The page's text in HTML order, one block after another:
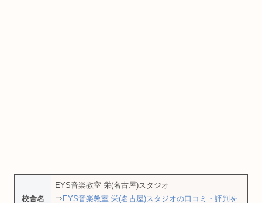
校舎名
EYS音楽教室 栄(名古屋)スタジオ
⇒ EYS音楽教室 栄(名古屋)スタジオの口コミ・評判を